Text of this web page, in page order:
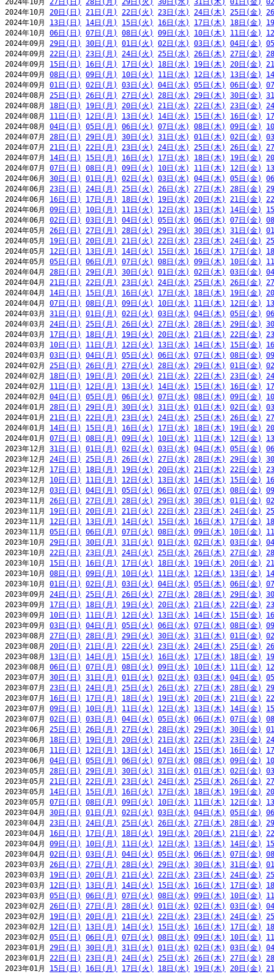
2024年10月 27日(日) 28日(月) 29日(火) 30日(水) 31日(木) 01日(金)
2024年10月 20日(日) 21日(月) 22日(火) 23日(水) 24日(木) 25日(金)
2024年10月 13日(日) 14日(月) 15日(火) 16日(水) 17日(木) 18日(金)
2024年10月 06日(日) 07日(月) 08日(火) 09日(水) 10日(木) 11日(金)
2024年09月 29日(日) 30日(月) 01日(火) 02日(水) 03日(木) 04日(金)
2024年09月 22日(日) 23日(月) 24日(火) 25日(水) 26日(木) 27日(金)
2024年09月 15日(日) 16日(月) 17日(火) 18日(水) 19日(木) 20日(金)
2024年09月 08日(日) 09日(月) 10日(火) 11日(水) 12日(木) 13日(金)
2024年09月 01日(日) 02日(月) 03日(火) 04日(水) 05日(木) 06日(金)
2024年08月 25日(日) 26日(月) 27日(火) 28日(水) 29日(木) 30日(金)
2024年08月 18日(日) 19日(月) 20日(火) 21日(水) 22日(木) 23日(金)
2024年08月 11日(日) 12日(月) 13日(火) 14日(水) 15日(木) 16日(金)
2024年08月 04日(日) 05日(月) 06日(火) 07日(水) 08日(木) 09日(金)
2024年07月 28日(日) 29日(月) 30日(火) 31日(水) 01日(木) 02日(金)
2024年07月 21日(日) 22日(月) 23日(火) 24日(水) 25日(木) 26日(金)
2024年07月 14日(日) 15日(月) 16日(火) 17日(水) 18日(木) 19日(金)
2024年07月 07日(日) 08日(月) 09日(火) 10日(水) 11日(木) 12日(金)
2024年06月 30日(日) 01日(月) 02日(火) 03日(水) 04日(木) 05日(金)
2024年06月 23日(日) 24日(月) 25日(火) 26日(水) 27日(木) 28日(金)
2024年06月 16日(日) 17日(月) 18日(火) 19日(水) 20日(木) 21日(金)
2024年06月 09日(日) 10日(月) 11日(火) 12日(水) 13日(木) 14日(金)
2024年06月 02日(日) 03日(月) 04日(火) 05日(水) 06日(木) 07日(金)
2024年05月 26日(日) 27日(月) 28日(火) 29日(水) 30日(木) 31日(金)
2024年05月 19日(日) 20日(月) 21日(火) 22日(水) 23日(木) 24日(金)
2024年05月 12日(日) 13日(月) 14日(火) 15日(水) 16日(木) 17日(金)
2024年05月 05日(日) 06日(月) 07日(火) 08日(水) 09日(木) 10日(金)
2024年04月 28日(日) 29日(月) 30日(火) 01日(水) 02日(木) 03日(金)
2024年04月 21日(日) 22日(月) 23日(火) 24日(水) 25日(木) 26日(金)
2024年04月 14日(日) 15日(月) 16日(火) 17日(水) 18日(木) 19日(金)
2024年04月 07日(日) 08日(月) 09日(火) 10日(水) 11日(木) 12日(金)
2024年03月 31日(日) 01日(月) 02日(火) 03日(水) 04日(木) 05日(金)
2024年03月 24日(日) 25日(月) 26日(火) 27日(水) 28日(木) 29日(金)
2024年03月 17日(日) 18日(月) 19日(火) 20日(水) 21日(木) 22日(金)
2024年03月 10日(日) 11日(月) 12日(火) 13日(水) 14日(木) 15日(金)
2024年03月 03日(日) 04日(月) 05日(火) 06日(水) 07日(木) 08日(金)
2024年02月 25日(日) 26日(月) 27日(火) 28日(水) 29日(木) 01日(金)
2024年02月 18日(日) 19日(月) 20日(火) 21日(水) 22日(木) 23日(金)
2024年02月 11日(日) 12日(月) 13日(火) 14日(水) 15日(木) 16日(金)
2024年02月 04日(日) 05日(月) 06日(火) 07日(水) 08日(木) 09日(金)
2024年01月 28日(日) 29日(月) 30日(火) 31日(水) 01日(木) 02日(金)
2024年01月 21日(日) 22日(月) 23日(火) 24日(水) 25日(木) 26日(金)
2024年01月 14日(日) 15日(月) 16日(火) 17日(水) 18日(木) 19日(金)
2024年01月 07日(日) 08日(月) 09日(火) 10日(水) 11日(木) 12日(金)
2023年12月 31日(日) 01日(月) 02日(火) 03日(水) 04日(木) 05日(金)
2023年12月 24日(日) 25日(月) 26日(火) 27日(水) 28日(木) 29日(金)
2023年12月 17日(日) 18日(月) 19日(火) 20日(水) 21日(木) 22日(金)
2023年12月 10日(日) 11日(月) 12日(火) 13日(水) 14日(木) 15日(金)
2023年12月 03日(日) 04日(月) 05日(火) 06日(水) 07日(木) 08日(金)
2023年11月 26日(日) 27日(月) 28日(火) 29日(水) 30日(木) 01日(金)
2023年11月 19日(日) 20日(月) 21日(火) 22日(水) 23日(木) 24日(金)
2023年11月 12日(日) 13日(月) 14日(火) 15日(水) 16日(木) 17日(金)
2023年11月 05日(日) 06日(月) 07日(火) 08日(水) 09日(木) 10日(金)
2023年10月 29日(日) 30日(月) 31日(火) 01日(水) 02日(木) 03日(金)
2023年10月 22日(日) 23日(月) 24日(火) 25日(水) 26日(木) 27日(金)
2023年10月 15日(日) 16日(月) 17日(火) 18日(水) 19日(木) 20日(金)
2023年10月 08日(日) 09日(月) 10日(火) 11日(水) 12日(木) 13日(金)
2023年10月 01日(日) 02日(月) 03日(火) 04日(水) 05日(木) 06日(金)
2023年09月 24日(日) 25日(月) 26日(火) 27日(水) 28日(木) 29日(金)
2023年09月 17日(日) 18日(月) 19日(火) 20日(水) 21日(木) 22日(金)
2023年09月 10日(日) 11日(月) 12日(火) 13日(水) 14日(木) 15日(金)
2023年09月 03日(日) 04日(月) 05日(火) 06日(水) 07日(木) 08日(金)
2023年08月 27日(日) 28日(月) 29日(火) 30日(水) 31日(木) 01日(金)
2023年08月 20日(日) 21日(月) 22日(火) 23日(水) 24日(木) 25日(金)
2023年08月 13日(日) 14日(月) 15日(火) 16日(水) 17日(木) 18日(金)
2023年08月 06日(日) 07日(月) 08日(火) 09日(水) 10日(木) 11日(金)
2023年07月 30日(日) 31日(月) 01日(火) 02日(水) 03日(木) 04日(金)
2023年07月 23日(日) 24日(月) 25日(火) 26日(水) 27日(木) 28日(金)
2023年07月 16日(日) 17日(月) 18日(火) 19日(水) 20日(木) 21日(金)
2023年07月 09日(日) 10日(月) 11日(火) 12日(水) 13日(木) 14日(金)
2023年07月 02日(日) 03日(月) 04日(火) 05日(水) 06日(木) 07日(金)
2023年06月 25日(日) 26日(月) 27日(火) 28日(水) 29日(木) 30日(金)
2023年06月 18日(日) 19日(月) 20日(火) 21日(水) 22日(木) 23日(金)
2023年06月 11日(日) 12日(月) 13日(火) 14日(水) 15日(木) 16日(金)
2023年06月 04日(日) 05日(月) 06日(火) 07日(水) 08日(木) 09日(金)
2023年05月 28日(日) 29日(月) 30日(火) 31日(水) 01日(木) 02日(金)
2023年05月 21日(日) 22日(月) 23日(火) 24日(水) 25日(木) 26日(金)
2023年05月 14日(日) 15日(月) 16日(火) 17日(水) 18日(木) 19日(金)
2023年05月 07日(日) 08日(月) 09日(火) 10日(水) 11日(木) 12日(金)
2023年04月 30日(日) 01日(月) 02日(火) 03日(水) 04日(木) 05日(金)
2023年04月 23日(日) 24日(月) 25日(火) 26日(水) 27日(木) 28日(金)
2023年04月 16日(日) 17日(月) 18日(火) 19日(水) 20日(木) 21日(金)
2023年04月 09日(日) 10日(月) 11日(火) 12日(水) 13日(木) 14日(金)
2023年04月 02日(日) 03日(月) 04日(火) 05日(水) 06日(木) 07日(金)
2023年03月 26日(日) 27日(月) 28日(火) 29日(水) 30日(木) 31日(金)
2023年03月 19日(日) 20日(月) 21日(火) 22日(水) 23日(木) 24日(金)
2023年03月 12日(日) 13日(月) 14日(火) 15日(水) 16日(木) 17日(金)
2023年03月 05日(日) 06日(月) 07日(火) 08日(水) 09日(木) 10日(金)
2023年02月 26日(日) 27日(月) 28日(火) 01日(水) 02日(木) 03日(金)
2023年02月 19日(日) 20日(月) 21日(火) 22日(水) 23日(木) 24日(金)
2023年02月 12日(日) 13日(月) 14日(火) 15日(水) 16日(木) 17日(金)
2023年02月 05日(日) 06日(月) 07日(火) 08日(水) 09日(木) 10日(金)
2023年01月 29日(日) 30日(月) 31日(火) 01日(水) 02日(木) 03日(金)
2023年01月 22日(日) 23日(月) 24日(火) 25日(水) 26日(木) 27日(金)
2023年01月 15日(日) 16日(月) 17日(火) 18日(水) 19日(木) 20日(金)